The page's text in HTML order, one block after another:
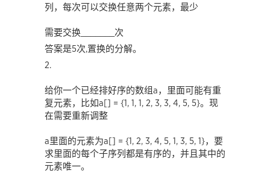
列，每次可以交换任意两个元素，最少
需要交换_______次
答案是5次,置换的分解。
2.
给你一个已经排好序的数组a，里面可能有重
复元素，比如a[] = {1, 1, 1, 2, 3, 3, 4, 5, 5}。现
在需要重新调整
a里面的元素为a[] = {1, 2, 3, 4, 5, 1, 3, 5, 1}，要
求里面的每个子序列都是有序的，并且其中的
元素唯一。